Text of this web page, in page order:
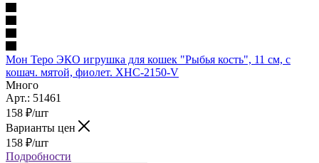
Мон Теро ЭКО игрушка для кошек "Рыбья кость", 11 см, с
кошач. мятой, фиолет. XHC-2150-V
Много
Арт.: 51461
158 ₽/шт
Варианты цен
158 ₽/шт
Подробности